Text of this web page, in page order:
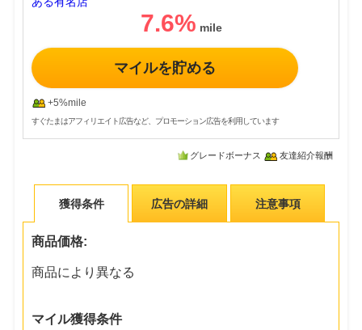
7.6%
マイルを貯める
+5%mile
すぐたまはアフィリエイト広告など、プロモーション広告を利用しています
グレードボーナス 友達紹介報酬
獲得条件 広告の詳細 注意事項
商品価格:
商品により異なる
マイル獲得条件